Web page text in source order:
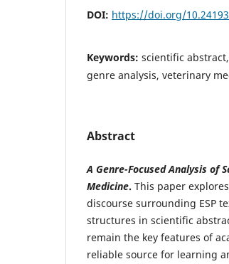
DOI: https://doi.org/
Keywords: scientific
genre analysis, veterinary
Abstract
A Genre-Focused Analysis of
Medicine. This paper
discourse surrounding ESP
structures in scientific
remain the key features of
reliable source for learning